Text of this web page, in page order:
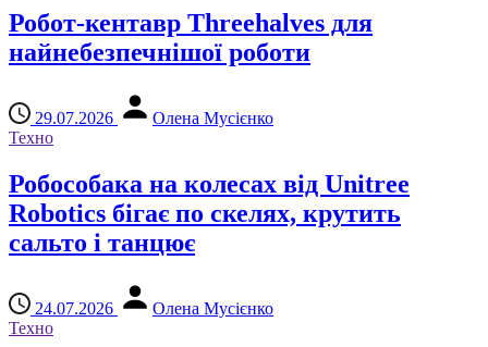
Робот-кентавр Threehalves для
найнебезпечнішої роботи
29.07.2026
Олена Мусієнко
Техно
Робособака на колесах від Unitree
Robotics бігає по скелях, крутить
сальто і танцює
24.07.2026
Олена Мусієнко
Техно